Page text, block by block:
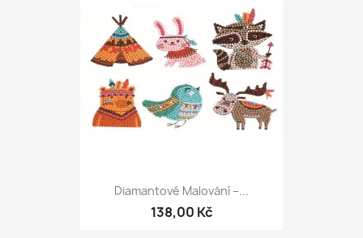
Diamantové Malování –...
138,00 Kč